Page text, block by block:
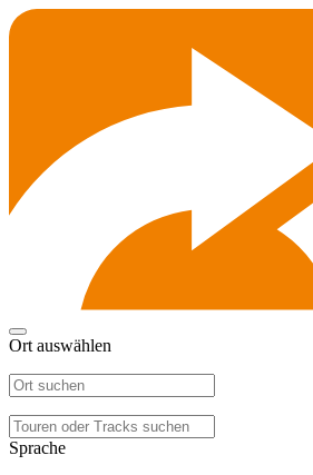
Ort auswählen
Sprache